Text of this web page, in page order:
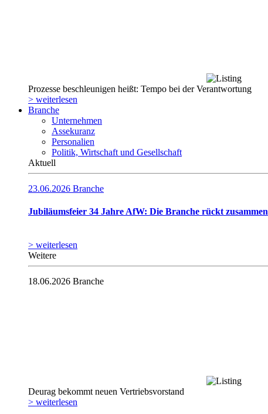
Prozesse beschleunigen heißt: Tempo bei der Verantwortung
> weiterlesen
Branche
Unternehmen
Assekuranz
Personalien
Politik, Wirtschaft und Gesellschaft
Aktuell
23.06.2026 Branche
Jubiläumsfeier 34 Jahre AfW: Die Branche rückt zusammen
> weiterlesen
Weitere
18.06.2026 Branche
Deurag bekommt neuen Vertriebsvorstand
> weiterlesen